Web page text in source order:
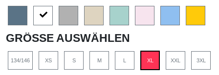
GRÖSSE AUSWÄHLEN
134/146 XS S M L XL XXL 3XL